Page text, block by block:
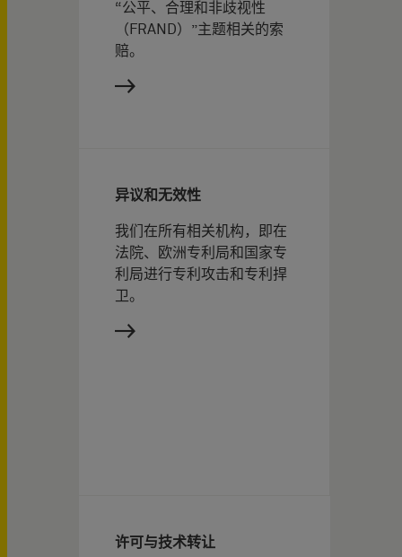
“公平、合理和非歧视性
（FRAND）”主题相关的索
赔。
异议和无效性
我们在所有相关机构，即在
法院、欧洲专利局和国家专
利局进行专利攻击和专利捍
卫。
许可与技术转让